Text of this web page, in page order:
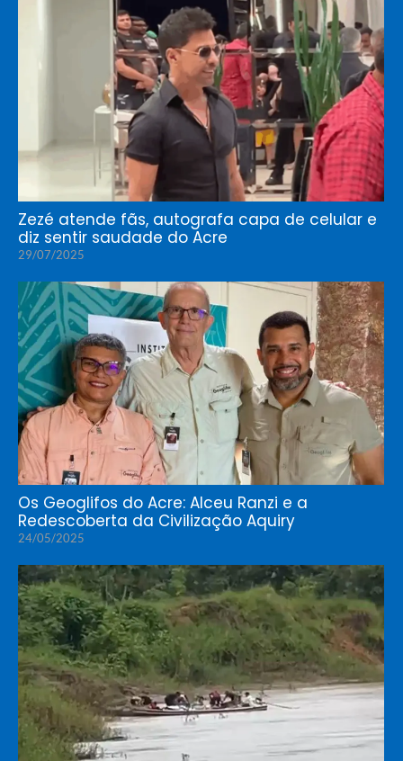
Zezé atende fãs, autografa capa de celular e
diz sentir saudade do Acre
29/07/2025
Os Geoglifos do Acre: Alceu Ranzi e a
Redescoberta da Civilização Aquiry
24/05/2025